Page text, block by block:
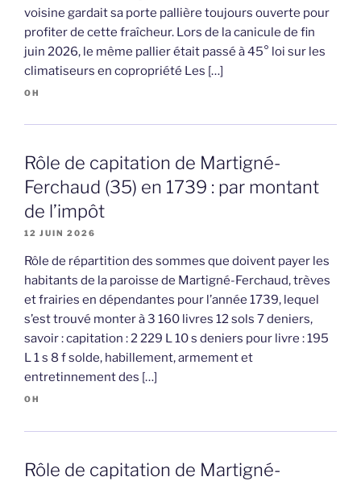
voisine gardait sa porte pallière toujours ouverte pour
profiter de cette fraîcheur. Lors de la canicule de fin
juin 2026, le même pallier était passé à 45° loi sur les
climatiseurs en copropriété Les […]
OH
Rôle de capitation de Martigné-
Ferchaud (35) en 1739 : par montant
de l’impôt
12 JUIN 2026
Rôle de répartition des sommes que doivent payer les
habitants de la paroisse de Martigné-Ferchaud, trèves
et frairies en dépendantes pour l’année 1739, lequel
s’est trouvé monter à 3 160 livres 12 sols 7 deniers,
savoir : capitation : 2 229 L 10 s deniers pour livre : 195
L 1 s 8 f solde, habillement, armement et
entretinnement des […]
OH
Rôle de capitation de Martigné-